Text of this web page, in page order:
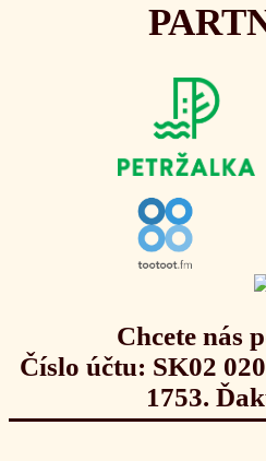
Chcete nás
Číslo účtu: SK02
1753.